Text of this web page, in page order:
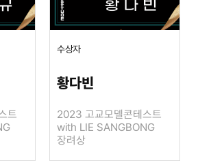
트
수상자
황다빈
2023 고교모델콘테스트
with LIE SANGBONG
장려상